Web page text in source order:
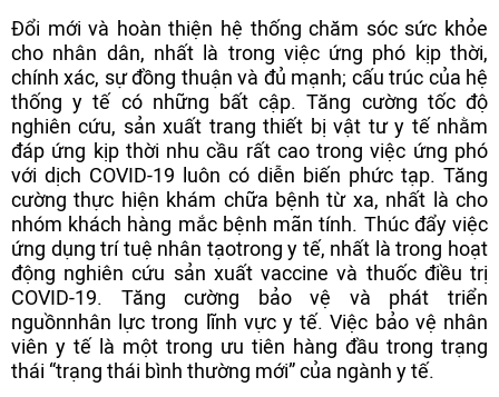
Đổi mới và hoàn thiện hệ thống chăm sóc sức khỏe
cho nhân dân, nhất là trong việc ứng phó kịp thời,
chính xác, sự đồng thuận và đủ mạnh; cấu trúc của hệ
thống y tế có những bất cập. Tăng cường tốc độ
nghiên cứu, sản xuất trang thiết bị vật tư y tế nhằm
đáp ứng kịp thời nhu cầu rất cao trong việc ứng phó
với dịch COVID-19 luôn có diễn biến phức tạp. Tăng
cường thực hiện khám chữa bệnh từ xa, nhất là cho
nhóm khách hàng mắc bệnh mãn tính. Thúc đẩy việc
ứng dụng trí tuệ nhân tạotrong y tế, nhất là trong hoạt
động nghiên cứu sản xuất vaccine và thuốc điều trị
COVID-19. Tăng cường bảo vệ và phát triển
nguồnnhân lực trong lĩnh vực y tế. Việc bảo vệ nhân
viên y tế là một trong ưu tiên hàng đầu trong trạng
thái “trạng thái bình thường mới” của ngành y tế.